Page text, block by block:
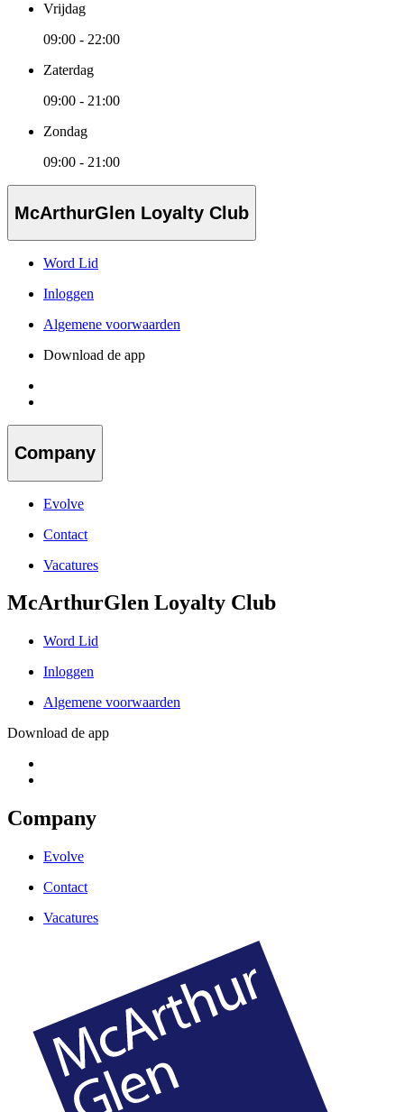
Vrijdag
09:00 - 22:00
Zaterdag
09:00 - 21:00
Zondag
09:00 - 21:00
McArthurGlen Loyalty Club
Word Lid
Inloggen
Algemene voorwaarden
Download de app
Company
Evolve
Contact
Vacatures
McArthurGlen Loyalty Club
Word Lid
Inloggen
Algemene voorwaarden
Download de app
Company
Evolve
Contact
Vacatures